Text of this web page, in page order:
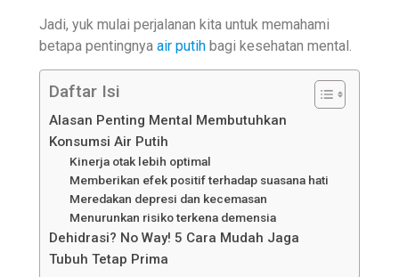
Jadi, yuk mulai perjalanan kita untuk memahami
betapa pentingnya air putih bagi kesehatan mental.
Daftar Isi
Alasan Penting Mental Membutuhkan
Konsumsi Air Putih
Kinerja otak lebih optimal
Memberikan efek positif terhadap suasana hati
Meredakan depresi dan kecemasan
Menurunkan risiko terkena demensia
Dehidrasi? No Way! 5 Cara Mudah Jaga
Tubuh Tetap Prima